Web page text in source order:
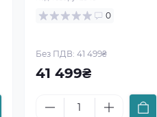
0
Без ПДВ: 41 499₴
41 499₴